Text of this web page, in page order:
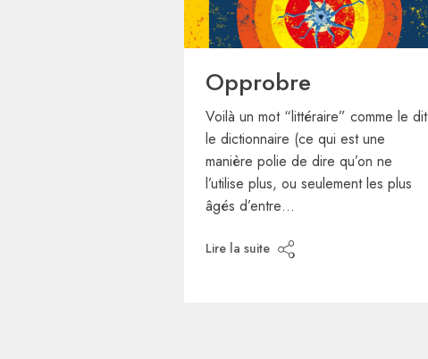
Opprobre
Voilà un mot “littéraire” comme le dit
le dictionnaire (ce qui est une
manière polie de dire qu’on ne
l’utilise plus, ou seulement les plus
âgés d’entre…
Lire la suite